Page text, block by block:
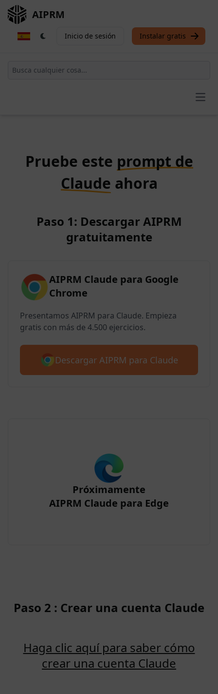
AIPRM
Inicio de sesión Instalar gratis
Pruebe este prompt de
Claude ahora
Paso 1: Descargar AIPRM
gratuitamente
AIPRM Claude para Google
Chrome
Presentamos AIPRM para Claude. Empieza
gratis con más de 4.500 ejercicios.
Descargar AIPRM para Claude
Próximamente
AIPRM Claude para Edge
Paso 2 : Crear una cuenta Claude
Haga clic aquí para saber cómo
crear una cuenta Claude